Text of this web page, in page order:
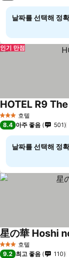
날짜를 선택해 정
인기 만점
3 성급 호텔
HOTEL R9
8.4 아주 좋음 501
날짜를 선택해 정
3 성급 호텔
星の華 Hoshi
9.2 최고 좋음 110